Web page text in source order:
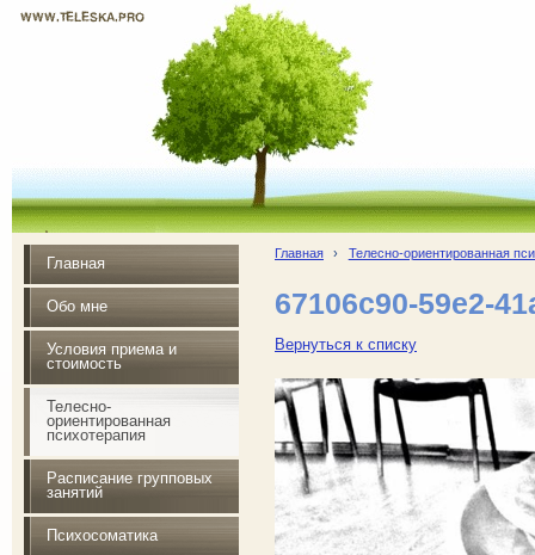
Почувствуй радость жизни
WWW.TELESKA.PRO
Главная
Обо мне
Условия приема и
стоимость
Телесно-
ориентированная
психотерапия
Расписание групповых
занятий
Психосоматика
Главная › Телесно-ориентированная
67106c90-59e2-
Вернуться к списку